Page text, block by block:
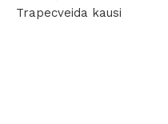
Trapecveida kausi